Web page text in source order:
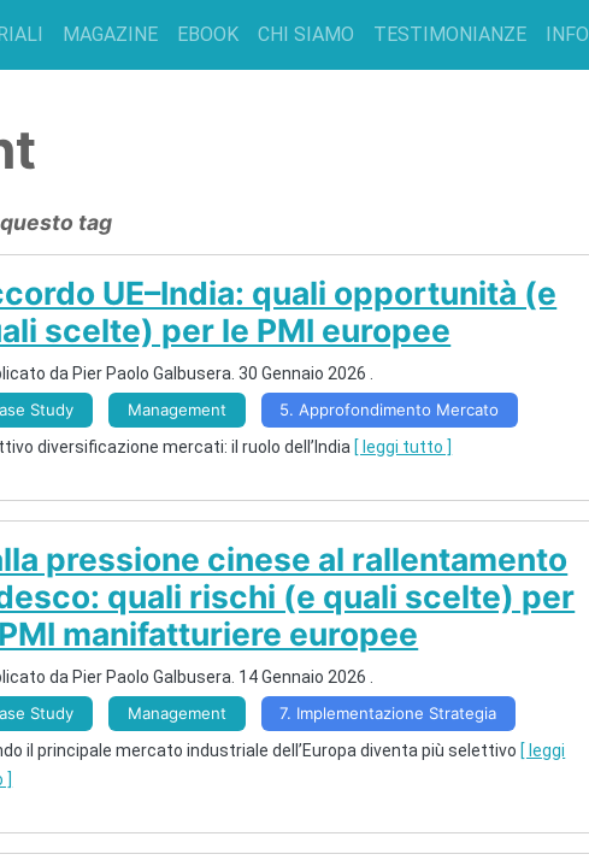
MAGAZINE EBOOK CHI SIAMO TESTIMONIANZE INFO
tag
UE–India: quali opportunità (e
scelte) per le PMI europee
da Pier Paolo Galbusera.30 Gennaio 2026
Study
Management
5. Approfondimento Mercato
diversificazione mercati: il ruolo dell’India [ leggi tutto ]
pressione cinese al rallentamento
quali rischi (e quali scelte) per
manifatturiere europee
da Pier Paolo Galbusera. 14 Gennaio 2026
Study
Management
7. Implementazione Strategia
il principale mercato industriale dell’Europa diventa più selettivo [ leggi
]